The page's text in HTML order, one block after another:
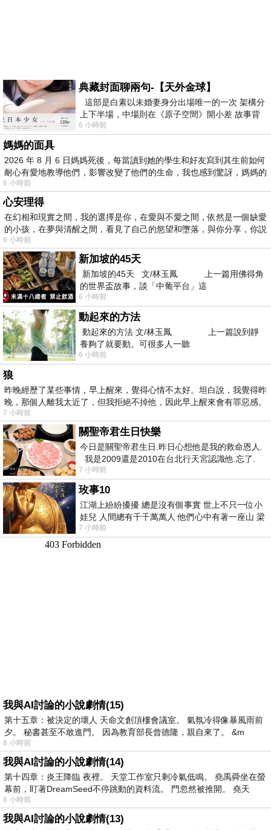
典藏封面聊兩句-【天外金球】
這部是白素以未婚妻身分出場唯一的一次 架構分
上下半場，中場則在《原子空間》開小差 故事背
景影射西藏境外流亡 地下組織
6 小時前
媽媽的面具
2026 年 8 月 6 日媽媽死後，每當讀到她的學生和好友寫到其生前如何
耐心有愛地教導他們，影響改變了他們的生命，我也感到驚訝，媽媽的
6 小時前
心安理得
在幻相和現實之間，我的選擇是你，在愛與不愛之間，依然是一個缺愛
的小孩，在夢與清醒之間，看見了自己的慾望和墮落，與你分享，你説
6 小時前
新加坡的45天
新加坡的45天 文/林玉鳳 上一篇用佛得角
的世界盃故事，談「中葡平台」這
6 小時前
動起來的方法
動起來的方法 文/林玉鳳 上一篇說到靜
養夠了就要動。可很多人一聽
6 小時前
狼
昨晚經歷了某些事情，早上醒來，覺得心情不太好。坦白說，我覺得昨
晚，那個人離我太近了，但我拒絕不掉他，因此早上醒來會有罪惡感。
7 小時前
關聖帝君生日快樂
今日是關聖帝君生日.昨日心想他是我的救命恩人.
我是2009還是2010在台北行天宮認識他.忘了.
一個奇摩交友的網友學
7 小時前
玫事10
江湖上紛紛擾擾 總是沒有個事實 世上不只一位小
娃兒 人間總有千千萬萬人 他們心中有著一座山 梁
山佛山泰華衡恆嵩 一山之高
7 小時前
我與AI討論的小說劇情(15)
第十五章：被決定的壞人 天命文創頂樓會議室。 氣氛冷得像暴風雨前
夕。 秘書甚至不敢進門。 因為教育部長曾德隆，親自來了。 &m
8 小時前
我與AI討論的小說劇情(14)
第十四章：炎王降臨 夜裡。 天堂工作室只剩冷氣低鳴。 堯禹舜坐在螢
幕前，盯著DreamSeed不停跳動的資料流。 門忽然被推開。 堯天
8 小時前
我與AI討論的小說劇情(13)